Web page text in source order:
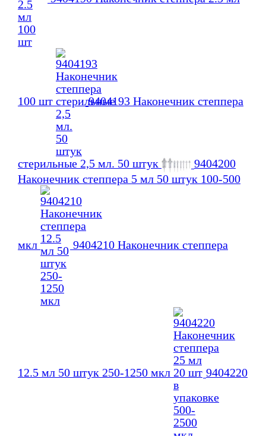
100 шт 9404193 Наконечник степпера
стерильные 2,5 мл. 50 штук
9404200
Наконечник степпера 5 мл 50 штук 100-500
мкл 9404210 Наконечник степпера
12.5 мл 50 штук 250-1250 мкл 9404220